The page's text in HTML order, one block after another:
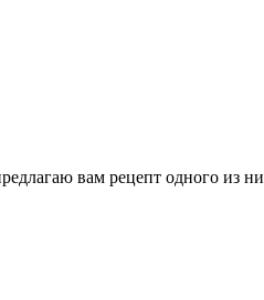
вам рецепт одного из